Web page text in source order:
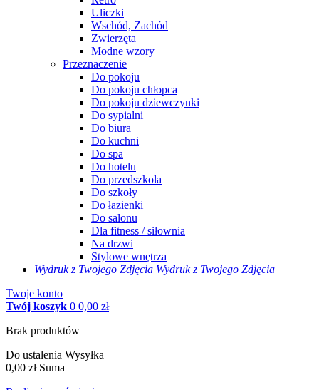
Uliczki
Wschód, Zachód
Zwierzęta
Modne wzory
Przeznaczenie
Do pokoju
Do pokoju chłopca
Do pokoju dziewczynki
Do sypialni
Do biura
Do kuchni
Do spa
Do hotelu
Do przedszkola
Do szkoły
Do łazienki
Do salonu
Dla fitness / siłownia
Na drzwi
Stylowe wnętrza
Wydruk z Twojego Zdjęcia Wydruk z Twojego Zdjęcia
Twoje konto
Twój koszyk 0 0,00 zł
Brak produktów
Do ustalenia Wysyłka
0,00 zł Suma